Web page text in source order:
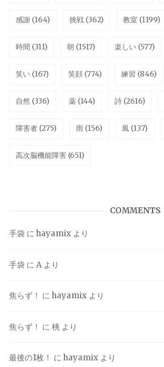
感謝 (164) 挑戦 (362) 教室 (1199)
時間 (311) 朝 (1517) 楽しい (577)
笑い (167) 笑顔 (774) 練習 (846)
自然 (336) 薬 (144) 詩 (2616)
障害者 (275) 雨 (156) 風 (137)
高次脳機能障害 (651)
COMMENTS
手袋 に hayamix より
手袋 に Aより
焦らず！ に hayamix より
焦らず！ に 桃 より
最後の1枚！ に hayamix より